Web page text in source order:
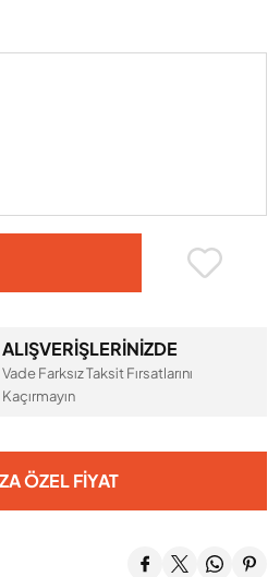
ALIŞVERİŞLERİNİZDE
Vade Farksız Taksit Fırsatlarını
Kaçırmayın
ÖZEL FIYAT